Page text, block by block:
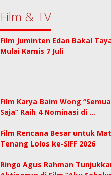
Film & TV
Film Juminten Edan Bakal
Mulai Kamis 7 Juli
Film Karya Baim Wong
Saja” Raih 4 Nominasi di …
Film Rencana Besar untuk
Tenang Lolos ke-SIFF 2026
Ringo Agus Rahman